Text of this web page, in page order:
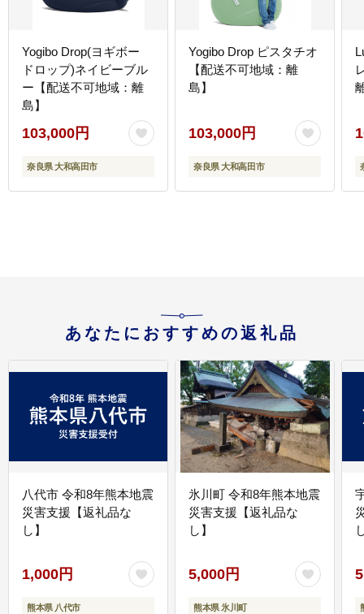
Yogibo Drop(ヨギボー
ドロップ)ネイビーブル
ー【配送不可地域：離
島】
103,000円
奈良県 大和高田市
Yogibo Drop ピスタチオ
【配送不可地域：離
島】
103,000円
奈良県 大和高田市
あなたにおすすめの返礼品
八代市 令和8年熊本地震
災害支援【返礼品な
し】
1,000円
熊本県 八代市
氷川町 令和8年熊本地震
災害支援【返礼品な
し】
5,000円
熊本県 氷川町